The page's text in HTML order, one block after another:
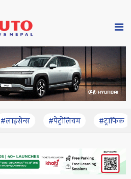
#लाइसेन्स #पेट्रोलियम #ट्राफिक